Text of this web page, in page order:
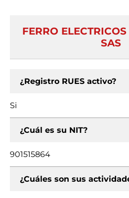
FERRO
SAS
¿Registro RUES activo?
Si
¿Cuál es su NIT?
901515864
¿Cuáles son sus